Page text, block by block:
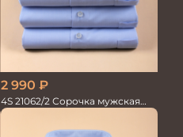
2 990 ₽
4S 21062/2 Сорочка мужская
кор.рукав бамбук